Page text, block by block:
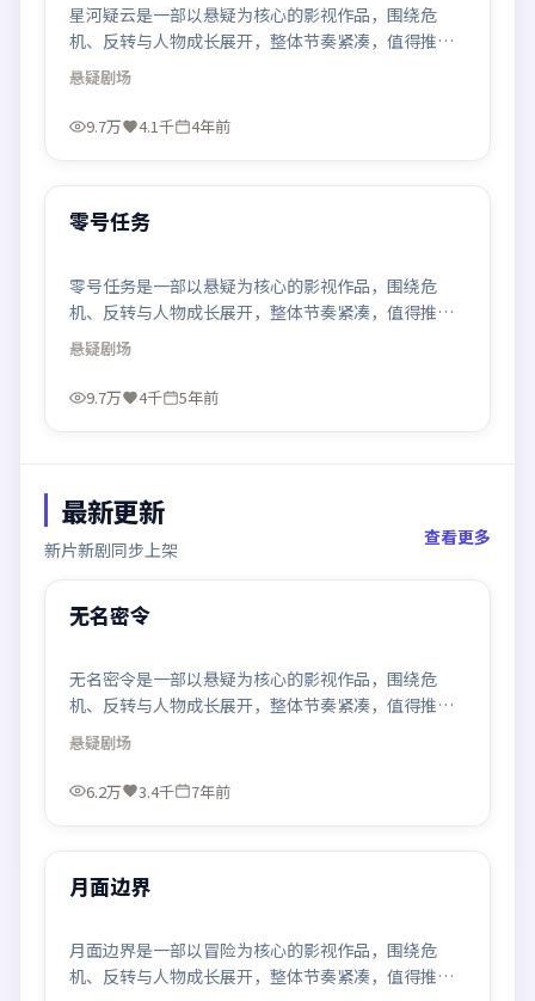
星河疑云是一部以悬疑为核心的影视作品，围绕危
机、反转与人物成长展开，整体节奏紧凑，值得推荐
观看。
悬疑剧场
9.7万 4.1千 4年前
热门
零号任务
零号任务是一部以悬疑为核心的影视作品，围绕危
机、反转与人物成长展开，整体节奏紧凑，值得推荐
观看。
悬疑剧场
9.7万 4千 5年前
最新更新
新片新剧同步上架
查看更多
最新
99:57
无名密令
无名密令是一部以悬疑为核心的影视作品，围绕危
机、反转与人物成长展开，整体节奏紧凑，值得推荐
观看。
悬疑剧场
6.2万 3.4千 7年前
最新
月面边界
月面边界是一部以冒险为核心的影视作品，围绕危
机、反转与人物成长展开，整体节奏紧凑，值得推荐